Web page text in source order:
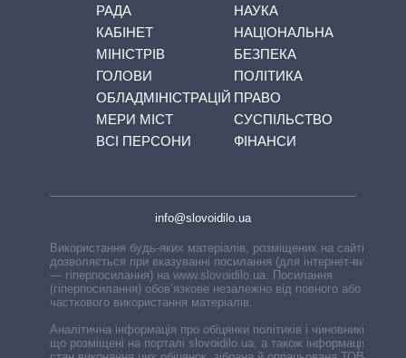
РАДА
КАБІНЕТ
МІНІСТРІВ
ГОЛОВИ
ОБЛАДМІНІСТРАЦІЙ
МЕРИ МІСТ
ВСІ ПЕРСОНИ
НАУКА
НАЦІОНАЛЬНА
БЕЗПЕКА
ПОЛІТИКА
ПРАВО
СУСПІЛЬСТВО
ФІНАНСИ
info@slovoidilo.ua
Використання будь-яких матеріалів, розміщених на сайті,
дозволяється при вказуванні посилання (для інтернет-видань
— гіперпосилання) на www.slovoidilo.ua. Посилання
(гіперпосилання) обов’язкове незалежно від повного або
часткового використання матеріалів.
Аналітична інформація про обіцянки політиків і чиновників,
що розміщені на порталі slovoidilo.ua, а також інформація про